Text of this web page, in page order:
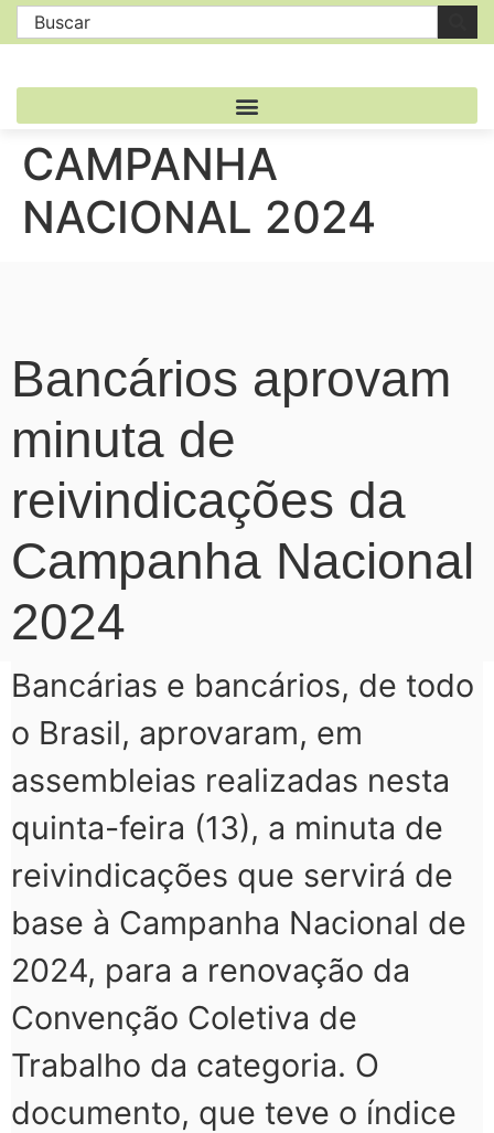
CAMPANHA
NACIONAL 2024
Bancários aprovam
minuta de
reivindicações da
Campanha Nacional
2024
Bancárias e bancários, de todo
o Brasil, aprovaram, em
assembleias realizadas nesta
quinta-feira (13), a minuta de
reivindicações que servirá de
base à Campanha Nacional de
2024, para a renovação da
Convenção Coletiva de
Trabalho da categoria. O
documento, que teve o índice